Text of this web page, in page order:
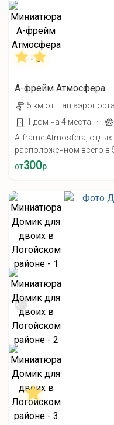
А-фрейм Атмосфера
5 км от
1 дом на 4 места
·
A-frame Atmosfera,
расположенном всего в
от300р.